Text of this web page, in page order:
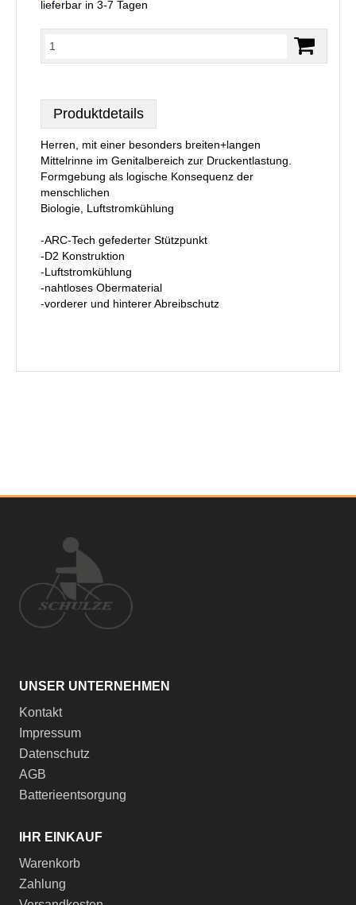
lieferbar in 3-7 Tagen
Produktdetails
Herren, mit einer besonders breiten+langen
Mittelrinne im Genitalbereich zur Druckentlastung.
Formgebung als logische Konsequenz der
menschlichen
Biologie, Luftstromkühlung
-ARC-Tech gefederter Stützpunkt
-D2 Konstruktion
-Luftstromkühlung
-nahtloses Obermaterial
-vorderer und hinterer Abreibschutz
UNSER UNTERNEHMEN
Kontakt
Impressum
Datenschutz
AGB
Batterieentsorgung
IHR EINKAUF
Warenkorb
Zahlung